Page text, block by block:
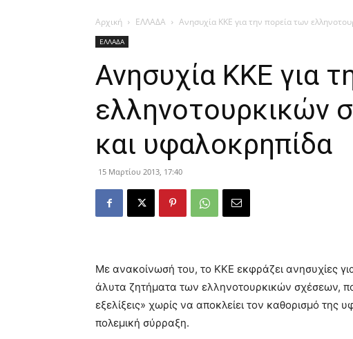
Αρχική ΕΛΛΑΔΑ Ανησυχία ΚΚΕ για την πορεία των
ΕΛΛΑΔΑ
Ανησυχία ΚΚΕ για
ελληνοτουρκικών
και υφαλοκρηπίδα
15 Μαρτίου 2013, 17:40
Με ανακοίνωσή του, το ΚΚΕ εκφράζει ανησυχίες
άλυτα ζητήματα των ελληνοτουρκικών σχέσεων,
εξελίξεις» χωρίς να αποκλείει τον καθορισμό
πολεμική σύρραξη.